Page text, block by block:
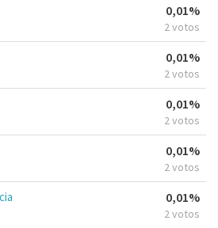
0,01%
2 votos
0,01%
2 votos
0,01%
2 votos
0,01%
2 votos
0,01%
2 votos